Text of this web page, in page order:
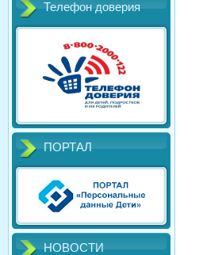
Телефон доверия
ПОРТАЛ
НОВОСТИ